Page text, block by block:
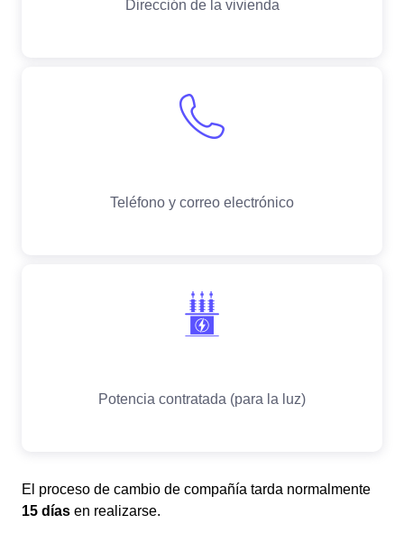
El proceso de cambio de compañía tarda normalmente
15 días en realizarse.